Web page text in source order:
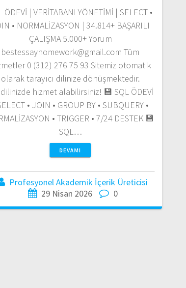
ÖDEVİ | VERİTABANI YÖNETİMİ | SELECT •
• NORMALİZASYON | 34.814+ BAŞARILI
ÇALIŞMA 5.000+ Yorum
bestessayhomework@gmail.com Tüm
0 (312) 276 75 93 Sitemiz otomatik
olarak tarayıcı dilinize dönüşmektedir.
hizmet alabilirsiniz! 💾 SQL ÖDEVİ
• JOIN • GROUP BY • SUBQUERY •
• TRIGGER • 7/24 DESTEK 💾
SQL…
DEVAMI
Profesyonel Akademik İçerik Üreticisi
29 Nisan 2026
0